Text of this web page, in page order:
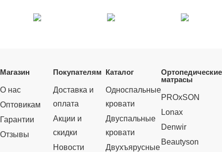
Магазин
О нас
Оптовикам
Гарантии
Отзывы
Покупателям
Доставка и
оплата
Акции и
скидки
Новости
Каталог
Односпальные
кровати
Двуспальные
кровати
Двухъярусные
Ортопедические
матрасы
PROxSON
Lonax
Denwir
Beautyson